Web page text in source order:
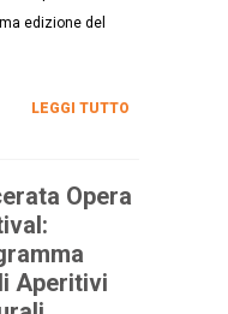
edizione del
LEGGI TUTTO
Opera
Aperitivi